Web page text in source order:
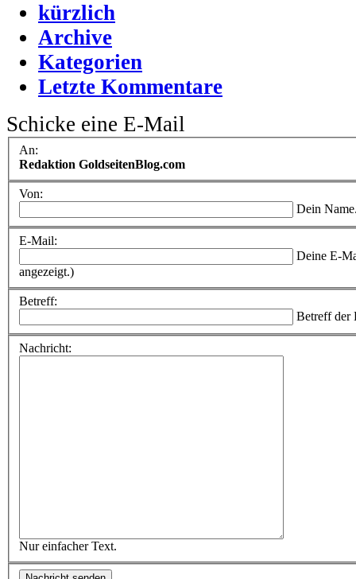
kürzlich
Archive
Kategorien
Letzte Kommentare
Schicke eine E-Mail
An:
Redaktion GoldseitenBlog.com
Von:
Dein
E-Mail:
Deine E-
angezeigt.)
Betreff:
Betreff der
Nachricht:
Nur einfacher Text.